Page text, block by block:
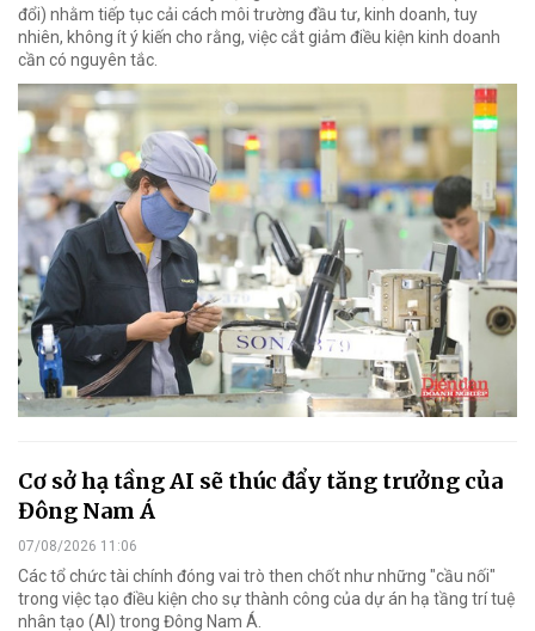
đổi) nhằm tiếp tục cải cách môi trường đầu tư, kinh doanh, tuy
nhiên, không ít ý kiến cho rằng, việc cắt giảm điều kiện kinh doanh
cần có nguyên tắc.
Cơ sở hạ tầng AI sẽ thúc đẩy tăng trưởng của
Đông Nam Á
07/08/2026 11:06
Các tổ chức tài chính đóng vai trò then chốt như những "cầu nối"
trong việc tạo điều kiện cho sự thành công của dự án hạ tầng trí tuệ
nhân tạo (AI) trong Đông Nam Á.